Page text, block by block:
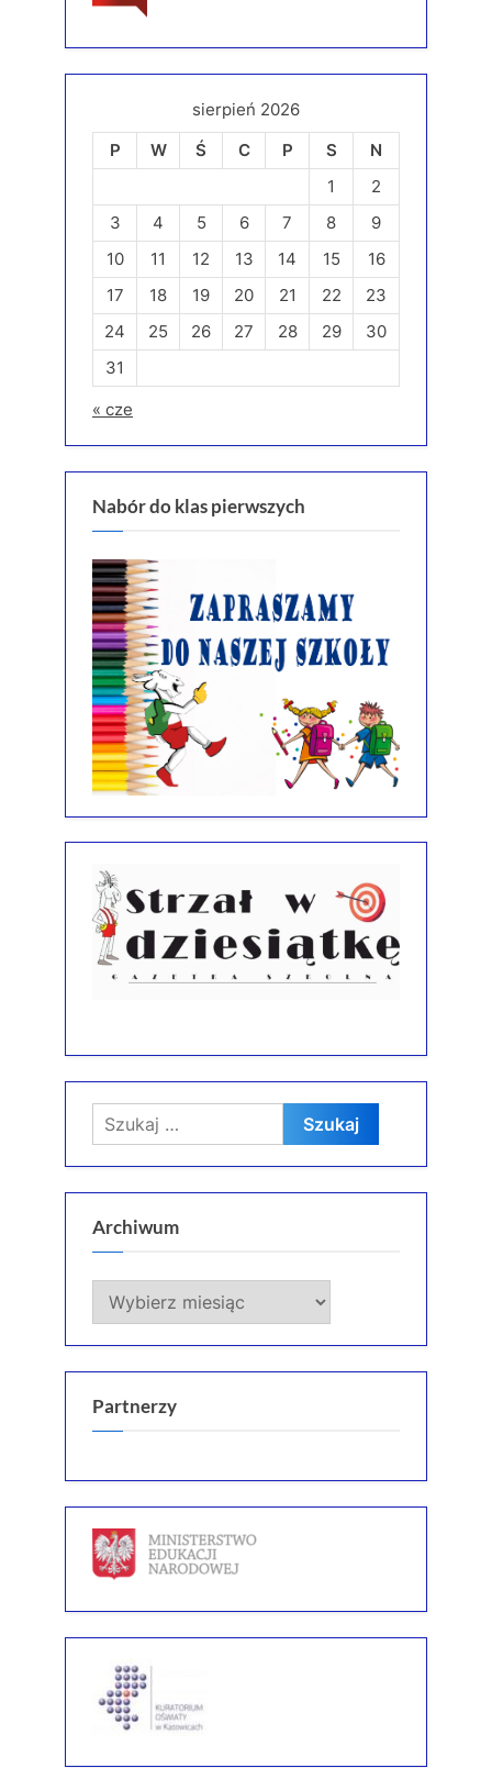
sierpień 2026
P
W Ś C P S
N
1
2
3
4 5 6 7 8
9
10
11 12 13 14 15
16
17
18 19 20 21 22
23
24
25 26 27 28 29
30
31
« cze
Nabór do klas pierwszych
Szukaj:
Archiwum
Archiwum
Partnerzy